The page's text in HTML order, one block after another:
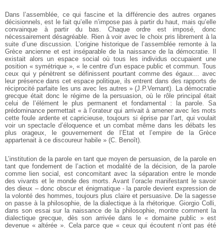
Dans l’assemblée, ce qui fascine et la différencie des autres organes
décisionnels, est le fait qu’elle n’impose pas à partir du haut, mais qu’elle
convainque à partir du bas. Chaque ordre est imposé, donc
nécessairement désagréable. Rien à voir avec le choix pris librement à la
suite d’une discussion. L’origine historique de l’assemblée remonte à la
Grèce ancienne et est inséparable de la naissance de la démocratie. Il
existait alors un espace social où tous les individus occupaient une
position « symétrique », « le centre d’un espace public et commun. Tous
ceux qui y pénètrent se définissent pourtant comme des égaux… avec
leur présence dans cet espace politique, ils entrent dans des rapports de
réciprocité parfaite les uns avec les autres » (J.P.Vernant). La démocratie
grecque était donc le régime de la persuasion, où le rôle principal était
celui de l’élément le plus permanent et fondamental : la parole. Sa
prédominance permettait « à l’orateur qui arrivait à amener avec les mots
cette foule ardente et capricieuse, toujours si éprise par l’art, qui voulait
voir un spectacle d’éloquence et un combat même dans les débats les
plus orageux, le gouvernement de l’Etat et l’empire de la Grèce
appartenait à ce discoureur habile » (C. Benoît).
L’institution de la parole en tant que moyen de persuasion, de la parole en
tant que fondement de l’action et modalité de la décision, de la parole
comme lien social, est concomitant avec la séparation entre le monde
des vivants et le monde des morts. Avant l’oracle manifestant le savoir
des dieux – donc obscur et énigmatique - la parole devient expression de
la volonté des hommes, toujours plus claire et persuasive. De la sagesse
on passe à la philosophie, de la dialectique à la rhétorique. Giorgio Colli,
dans son essai sur la naissance de la philosophie, montre comment la
dialectique grecque, dès son arrivée dans le « domaine public » est
devenue « altérée ». Cela parce que « ceux qui écoutent n’ont pas été